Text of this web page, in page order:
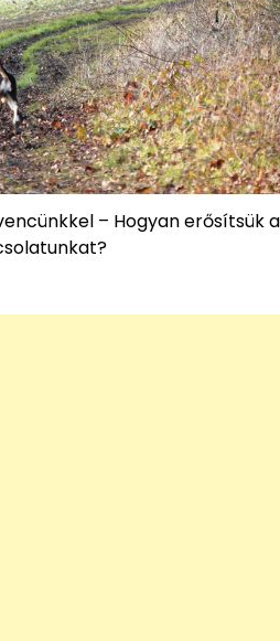
– Hogyan erősítsük a